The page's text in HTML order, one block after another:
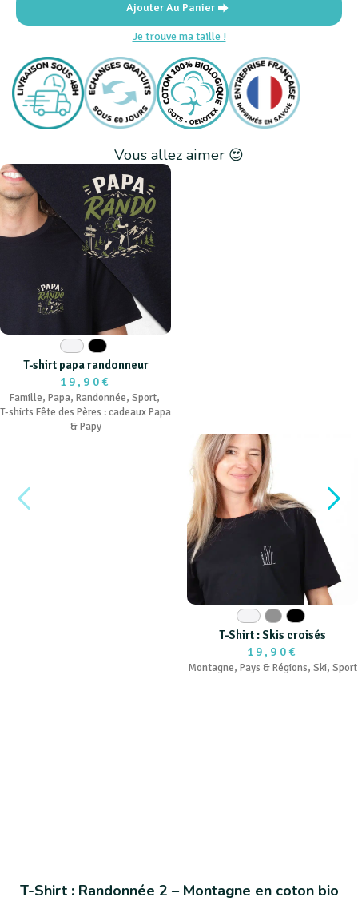
Ajouter Au Panier
Je trouve ma taille !
Vous allez aimer 😍
Blanc Noir
T-shirt papa randonneur
19,90€
Famille, Papa, Randonnée, Sport,
T-shirts Fête des Pères : cadeaux Papa
& Papy
Blanc Gris Noir
T-Shirt : Skis croisés
19,90€
Montagne, Pays & Régions, Ski, Sport
T-Shirt : Randonnée 2 – Montagne en coton bio